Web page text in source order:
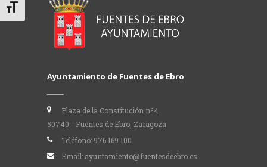
Alternar tamaño de letra
Ayuntamiento de Fuentes de Ebro
Plaza de la Constitución nº4
50740 - Fuentes de Ebro, Zaragoza
Teléfono: 976 169 100
Email: ayuntamiento@fuentesdeebro.es